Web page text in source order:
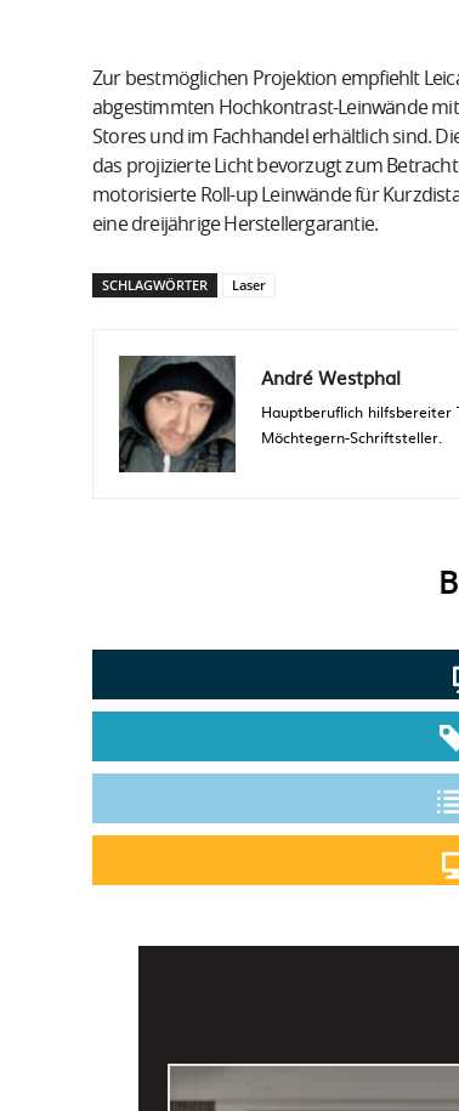
Zur bestmöglichen Projektion empfiehlt
abgestimmten Hochkontrast-Leinwände mit
Stores und im Fachhandel erhältlich sind.
das projizierte Licht bevorzugt zum
motorisierte Roll-up Leinwände für
eine dreijährige Herstellergarantie.
SCHLAGWÖRTER Laser
André Westphal
Hauptberuflich hilfsbereiter
Möchtegern-Schriftsteller.